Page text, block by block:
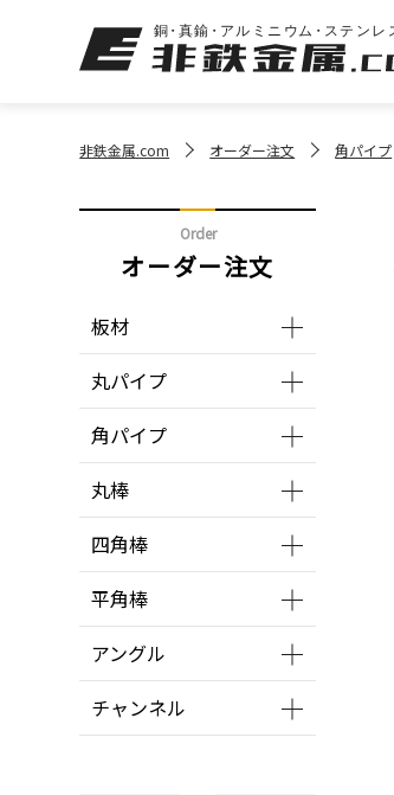
非鉄金属.com オーダー注文 角パイプ
Order
オーダー注文
板材
丸パイプ
角パイプ
丸棒
四角棒
平角棒
アングル
チャンネル